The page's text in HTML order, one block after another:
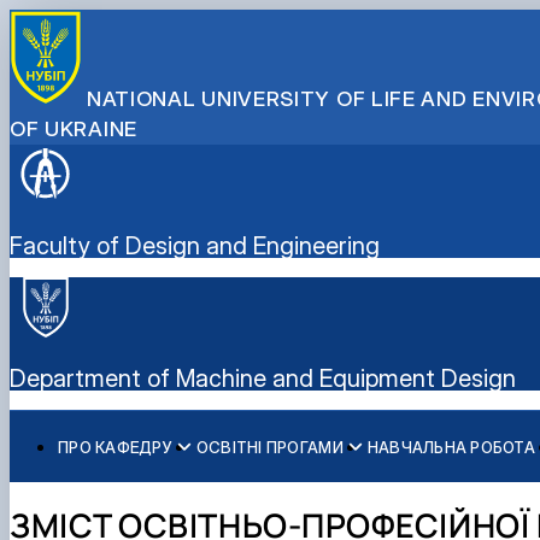
NATIONAL UNIVERSITY OF LIFE AND
OF UKRAINE
Faculty of Design and Engineering
Department of Machine and Equipment Design
ПРО КАФЕДРУ
Історія кафедри
ОСВІТНІ ПРОГАМИ
Освітньо-наукова програма «Машини та обладнання
Освітньо-професійна програма «Робототехнічні
НАВЧАЛЬНА РОБОТА
Робочі програми та силабуси дисциплін кафедри
Заохочення і патріотичне виховання студентів
Динаміка машин
Семінар "СУЧАСНІ ТРЕНДИ ТА ВИКЛИКИ РОЗВИТКУ
ЗМІСТ ОСВІТНЬО-